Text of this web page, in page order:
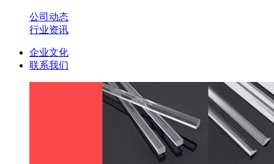
公司动态
行业资讯
企业文化
联系我们